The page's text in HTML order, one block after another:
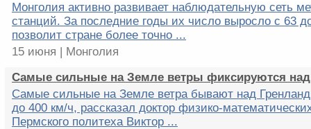
Монголия активно развивает наблюдательную сеть
станций. За последние годы их число выросло с 63
позволит стране более точно ...
15 июня | Монголия
Самые сильные на Земле ветры фиксируются над
Самые сильные на Земле ветра бывают над
до 400 км/ч, рассказал доктор физико-
Пермского политеха Виктор ...